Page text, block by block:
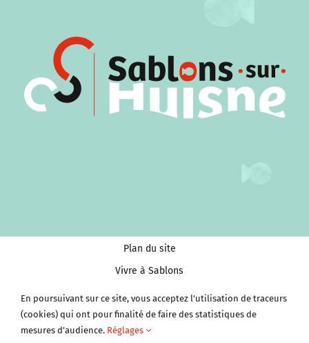
Plan du site
Vivre à Sablons
Tourisme et Culture
Économie et services
Clubs et Associations
En poursuivant sur ce site, vous acceptez l’utilisation de traceurs
(cookies) qui ont pour finalité de faire des statistiques de
mesures d’audience. Réglages